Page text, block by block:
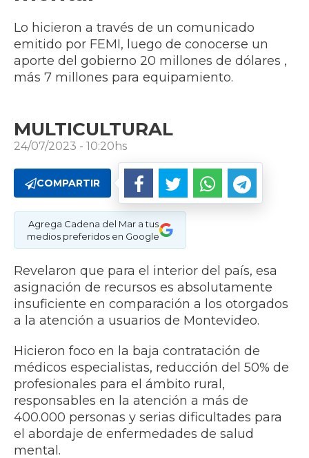
Lo hicieron a través de un comunicado
emitido por FEMI, luego de conocerse un
aporte del gobierno 20 millones de dólares ,
más 7 millones para equipamiento.
MULTICULTURAL
24/07/2023 - 10:20hs
COMPARTIR
Agrega Cadena del Mar a tus
medios preferidos en Google
Revelaron que para el interior del país, esa
asignación de recursos es absolutamente
insuficiente en comparación a los otorgados
a la atención a usuarios de Montevideo.
Hicieron foco en la baja contratación de
médicos especialistas, reducción del 50% de
profesionales para el ámbito rural,
responsables en la atención a más de
400.000 personas y serias dificultades para
el abordaje de enfermedades de salud
mental.